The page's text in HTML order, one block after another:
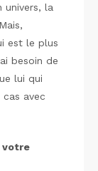
univers, la
est le plus
besoin de
lui qui
avec
votre